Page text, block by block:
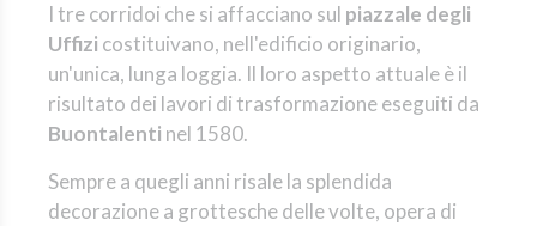
I tre corridoi che si affacciano sul piazzale degli
Uffizi costituivano, nell'edificio originario,
un'unica, lunga loggia. Il loro aspetto attuale è il
risultato dei lavori di trasformazione eseguiti da
Buontalenti nel 1580.
Sempre a quegli anni risale la splendida
decorazione a grottesche delle volte, opera di